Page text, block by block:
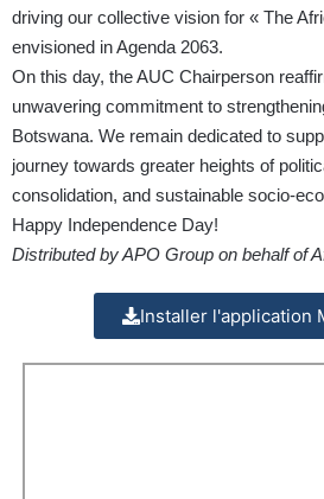
driving our collective vision for « The
envisioned in Agenda 2063.
On this day, the AUC Chairperson
unwavering commitment to
Botswana. We remain dedicated to
journey towards greater heights of
consolidation, and sustainable socio-
Happy Independence Day!
Distributed by APO Group on behalf of
Installer l'application